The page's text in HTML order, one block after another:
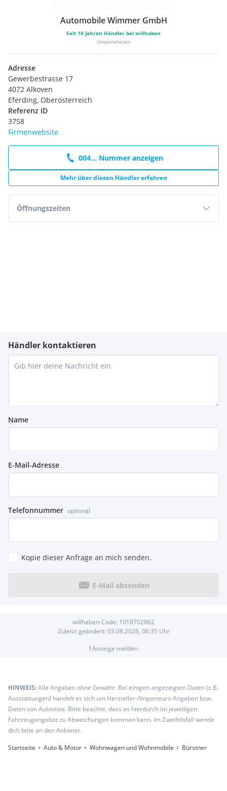
Automobile Wimmer GmbH
Seit 16 Jahren Händler bei willhaben
Unternehmen
Adresse
Gewerbestrasse 17
4072 Alkoven
Eferding, Oberösterreich
Referenz ID
3758
Firmenwebsite
004... Nummer anzeigen
Mehr über diesen Händler erfahren
Öffnungszeiten
Händler kontaktieren
Name
E-Mail-Adresse
Telefonnummer optional
Kopie dieser Anfrage an mich senden.
E-Mail absenden
willhaben-Code: 1018702862
Zuletzt geändert: 03.08.2026, 06:35 Uhr
!Anzeige melden
HINWEIS:Alle Angaben ohne Gewähr. Bei einigen angezeigten Daten (z.B.
Ausstattungen) handelt es sich um Hersteller-/Importeurs-Angaben bzw.
Daten von Autovista. Bitte beachte, dass es hierdurch im jeweiligen
Fahrzeugangebot zu Abweichungen kommen kann. Im Zweifelsfall wende
dich bitte an den Anbieter.
Startseite
Auto & Motor Wohnwagen und Wohnmobile Bürstner